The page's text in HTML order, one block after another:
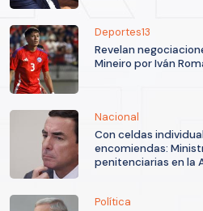
Deportes13
Revelan
Mineiro por Iván
Nacional
Con celdas
encomiendas:
penitenciarias en la
Política